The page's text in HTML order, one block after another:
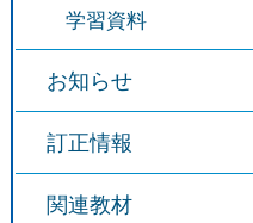
学習資料
お知らせ
訂正情報
関連教材